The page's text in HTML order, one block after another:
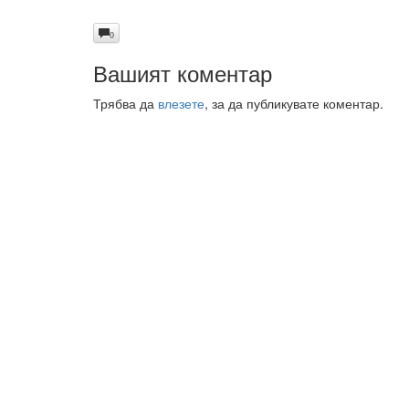
0
Вашият коментар
Трябва да влезете, за да публикувате коментар.